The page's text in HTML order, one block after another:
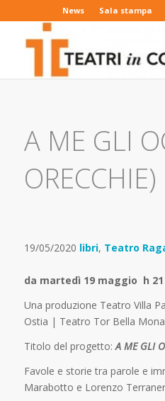
News Sala stampa
A ME GLI
ORECCHIE)
19/05/2020 libri, Teatro
da martedì 19 maggio h 21
Una produzione Teatro Villa
Ostia | Teatro Tor Bella
Titolo del progetto:A ME GLI
Favole e storie tra parole e
Marabotto e Lorenzo